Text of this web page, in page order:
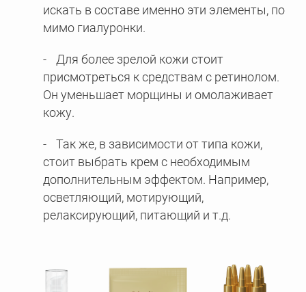
искать в составе именно эти элементы, по
мимо гиалуронки.
Для более зрелой кожи стоит
присмотреться к средствам с ретинолом.
Он уменьшает морщины и омолаживает
кожу.
Так же, в зависимости от типа кожи,
стоит выбрать крем с необходимым
дополнительным эффектом. Например,
осветляющий, мотирующий,
релаксирующий, питающий и т.д.